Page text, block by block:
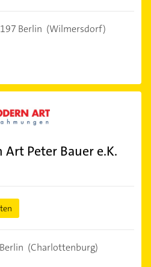
Berlin (Wilmersdorf)
Peter Bauer e.K.
(Charlottenburg)